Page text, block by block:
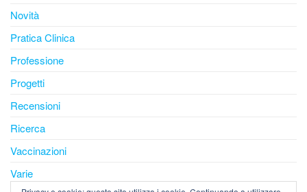
Novità
Pratica Clinica
Professione
Progetti
Recensioni
Ricerca
Vaccinazioni
Varie